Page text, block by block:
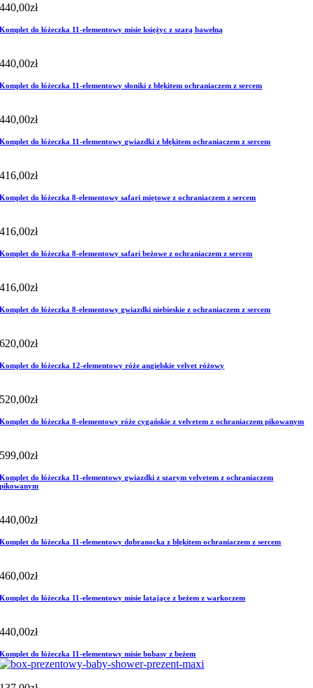
440,00zł
Komplet do łóżeczka 11-elementowy misie księżyc z szarą bawełną
440,00zł
Komplet do łóżeczka 11-elementowy słoniki z błękitem ochraniaczem z sercem
440,00zł
Komplet do łóżeczka 11-elementowy gwiazdki z błękitem ochraniaczem z sercem
416,00zł
Komplet do łóżeczka 8-elementowy safari miętowe z ochraniaczem z sercem
416,00zł
Komplet do łóżeczka 8-elementowy safari beżowe z ochraniaczem z sercem
416,00zł
Komplet do łóżeczka 8-elementowy gwiazdki niebieskie z ochraniaczem z sercem
620,00zł
Komplet do łóżeczka 12-elementowy róże angielskie velvet różowy
520,00zł
Komplet do łóżeczka 8-elementowy róże cygańskie z velvetem z ochraniaczem pikowanym
599,00zł
Komplet do łóżeczka 11-elementowy gwiazdki z szarym velvetem z ochraniaczem
pikowanym
440,00zł
Komplet do łóżeczka 11-elementowy dobranocka z błękitem ochraniaczem z sercem
460,00zł
Komplet do łóżeczka 11-elementowy misie latające z beżem z warkoczem
440,00zł
Komplet do łóżeczka 11-elementowy misie bobasy z beżem